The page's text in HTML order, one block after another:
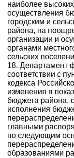
наиболее
осуществления
городским и
района, на
организации и
органами
сельских
18. Департамент
соответствии с
кодекса
изменения в
бюджета района,
исполнения
главными
по следующим
образованиями